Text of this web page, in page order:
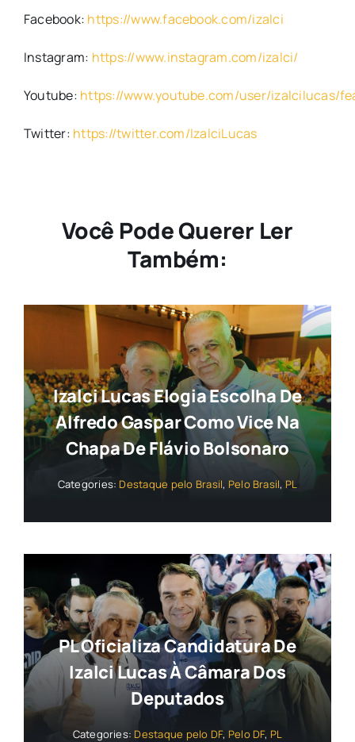
Facebook: https://www.facebook.com/izalci
Instagram: https://www.instagram.com/izalci/
Youtube: https://www.youtube.com/user/izalcilucas/
Twitter: https://twitter.com/IzalciLucas
Você Pode Querer Ler
Também:
Izalci Lucas Elogia Escolha De
Alfredo Gaspar Como Vice Na
Chapa De Flávio Bolsonaro
Categories: Destaque pelo Brasil, Pelo Brasil, PL
PL Oficializa Candidatura De
Izalci Lucas À Câmara Dos
Deputados
Categories: Destaque pelo DF, Pelo DF, PL